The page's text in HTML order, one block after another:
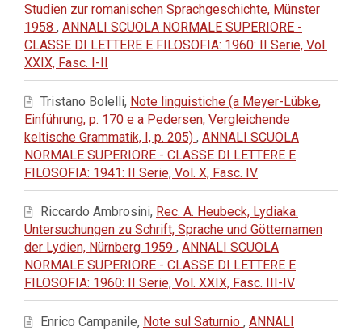
Studien zur romanischen Sprachgeschichte, Münster
1958 , ANNALI SCUOLA NORMALE SUPERIORE -
CLASSE DI LETTERE E FILOSOFIA: 1960: II Serie, Vol.
XXIX, Fasc. I-II
Tristano Bolelli, Note linguistiche (a Meyer-Lübke,
Einführung, p. 170 e a Pedersen, Vergleichende
keltische Grammatik, I, p. 205) , ANNALI SCUOLA
NORMALE SUPERIORE - CLASSE DI LETTERE E
FILOSOFIA: 1941: II Serie, Vol. X, Fasc. IV
Riccardo Ambrosini, Rec. A. Heubeck, Lydiaka.
Untersuchungen zu Schrift, Sprache und Götternamen
der Lydien, Nürnberg 1959 , ANNALI SCUOLA
NORMALE SUPERIORE - CLASSE DI LETTERE E
FILOSOFIA: 1960: II Serie, Vol. XXIX, Fasc. III-IV
Enrico Campanile, Note sul Saturnio , ANNALI